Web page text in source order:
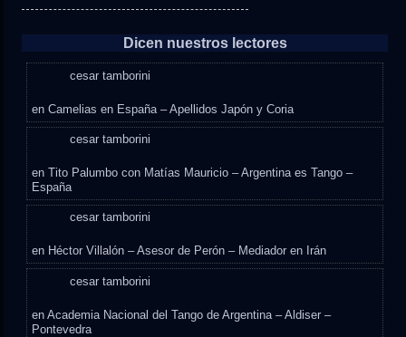
Dicen nuestros lectores
cesar tamborini
enCamelias en España – Apellidos Japón y Coria
cesar tamborini
enTito Palumbo con Matías Mauricio – Argentina es Tango –
España
cesar tamborini
en Héctor Villalón – Asesor de Perón – Mediador en Irán
cesar tamborini
enAcademia Nacional del Tango de Argentina – Aldiser –
Pontevedra